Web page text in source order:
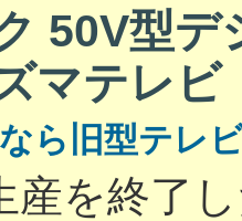
50V型デ
マテレ
ら旧型テレ
産を終了